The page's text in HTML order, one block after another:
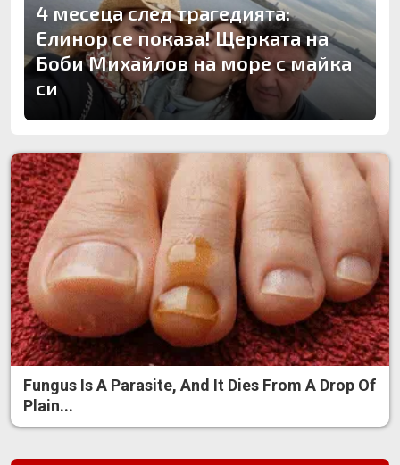
4 месеца след трагедията:
Елинор се показа! Щерката на
Боби Михайлов на море с майка
си
Fungus Is A Parasite, And It Dies From A Drop Of
Plain...